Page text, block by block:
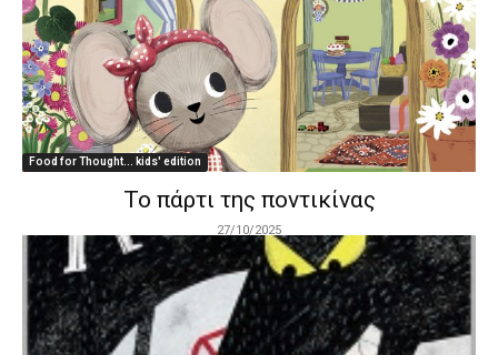
Food for Thought... kids' edition
Το πάρτι της ποντικίνας
27/10/2025